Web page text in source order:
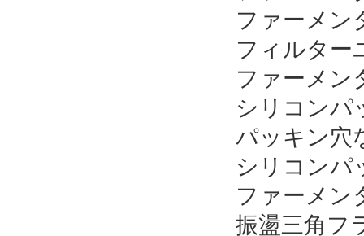
ファーメン
フィルター
ファーメン
シリコンパ
パッキン穴
シリコンパ
ファーメン
振盪三角フ